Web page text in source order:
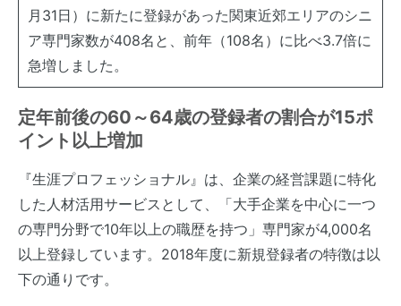
月31日）に新たに登録があった関東近郊エリアのシニ
ア専門家数が408名と、前年（108名）に比べ3.7倍に
急増しました。
定年前後の60～64歳の登録者の割合が15ポ
イント以上増加
『生涯プロフェッショナル』は、企業の経営課題に特化
した人材活用サービスとして、「大手企業を中心に一つ
の専門分野で10年以上の職歴を持つ」専門家が4,000名
以上登録しています。2018年度に新規登録者の特徴は以
下の通りです。